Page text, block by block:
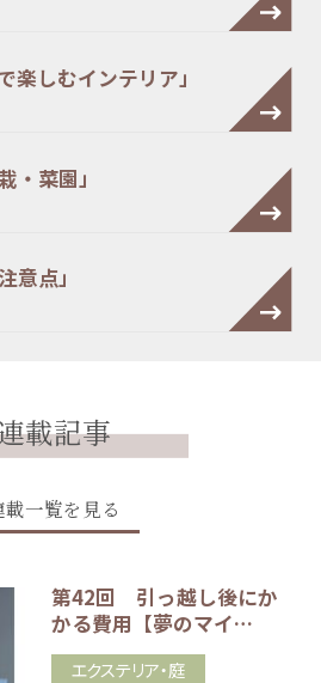
楽しむインテリア」
・菜園」
意点」
載記事
載一覧を見る
第42回 引っ越し後にか
かる費用【夢のマイ…
エクステリア・庭